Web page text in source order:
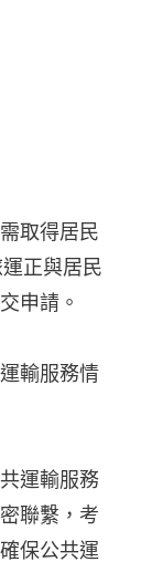
取得居民
正與居民
申請。
輸服務情
運輸服務
聯繫，考
保公共運